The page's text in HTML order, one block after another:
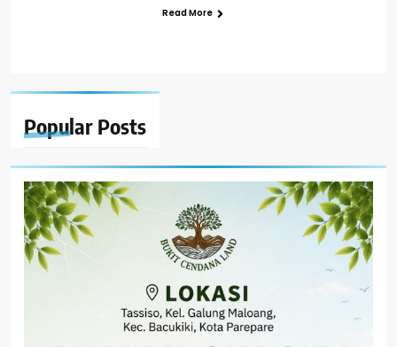
Popular Posts
Read More